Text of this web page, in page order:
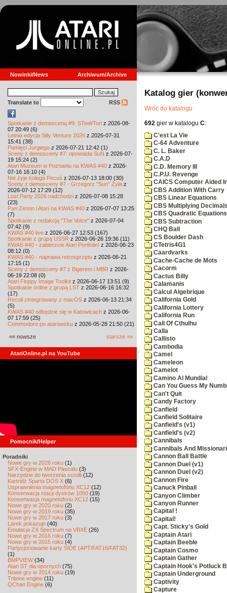
Nowinki/News Archiwum/Archive
Translate to RSS
Spotkanie z demosceną #9: STeel/Tori z 2026-08-
07 20:49 (6)
Letnia edycja Silly Venture 2026 z 2026-07-31
15:41 (38)
Pamięci Jurgiego z 2026-07-21 12:42 (1)
Sceny z demosceny #7: opowiada SuN z 2026-07-
19 15:24 (2)
Atari Muzeum w Poznaniu na KWAS #40 z 2026-
07-16 16:10 (4)
Nie żyje kolega Pecuś z 2026-07-13 18:00 (30)
Sceny z demosceny #7 - Grzegorz "Sun" Żyła z
2026-07-12 17:29 (12)
Lost Party 2026 nadchodzi z 2026-07-08 15:28
(23)
Pan Zenon i Atari na KWAS #40 z 2026-07-07 13:25
(7)
Spotkanie z redakcją "The Voice" z 2026-07-04
07:42 (9)
KWAS #40 live z 2026-06-27 12:53 (167)
Spotkanie z grupą USSR z 2026-06-26 19:36 (11)
KWAS #40 - zabierzcie Atari Portfolio! z 2026-06-23
08:12 (0)
KWAS #40 - naprawa retrosprzętu z 2026-06-21
17:15 (1)
Sceny z demosceny #7 z Bigerem i MBR z 2026-
06-19 22:08 (0)
Atari Floppy Image Toolkit z 2026-06-17 13:51 (9)
Spotkanie online z grupą LST z 2026-06-16 16:32
(17)
Recoil zintegrowany z macOS z 2026-06-13 21:34
(5)
KWAS #40 odbędzie się w Katowicach z 2026-06-
07 17:59 (25)
Commodore po atarowsku z 2026-05-28 21:50 (21)
«« nowsze starsze »»
AtariOnline.pl na YouTube
Pomocnik/Helper
Poradniki
Nowe gry w 2026 roku (1)
SFX-Engine w MAD Pascalu (3)
Narzędzie do tworzenia scrolli (12)
Kartridż Sparta DOS X (6)
Usprawnienia magnetofonu XC12 (12)
Konserwacja stacji dysków 1050 (19)
Konserwacja magnetofonu XC12 (15)
Nowe gry w 2020 roku (2)
Nowe gry w 2019 roku (35)
Nowe gry w 2017 roku (3)
Larek pokazuje (40)
Emulacja ZX Spectrum na VBXE (26)
Nowe gry w 2016 roku (7)
Nowe gry w 2015 roku (4)
Partycjonowanie karty SIDE (APT/FAT16/FAT32)
(1)
BMPVIEW(34)
Atari ST dla opornych (75)
Nowe gry w 2014 roku (19)
Tritone engine (11)
QChan Engine (6)
Katalog gier
Wróc do katalogu
692 gier w katalogu C:
C'est La Vie
C-64 Adventure
C. L. Baker
C.A.D
C.D. Memory III
C.P.U. Revenge
CAICS Computer Aided
CBS Addition With Carry
CBS Linear Equations
CBS Multiplying
CBS Quadratic Equations
CBS Subtraction
CHQ Ball
CS Boulder Dash
CTetris4G1
Caardvarks
Cache-Cache de Mots
Cacorm
Cactus Billy
Calamanis
Calcul Algebrique
California Gold
California Lottery
California Run
Call Of Cthulhu
Calla
Callisto
Cambodia
Camel
Cameleon
Camelot
Camino Al Mundial
Can You Guess My
Can't Quit
Candy Factory
Canfield
Canfield Solitaire
Canfield's (v1)
Canfield's (v2)
Cannibals
Cannibals And
Cannon Ball Battle
Cannon Duel (v1)
Cannon Duel (v2)
Cannon Fire
Canuck Pinball
Canyon Climber
Canyon Runner
Capital !
Capital!
Capt. Sticky's Gold
Captain Atari
Captain Beeble
Captain Cosmo
Captain Gather
Captain Hook's Potluck
Captain Underground
Captivity
Capture